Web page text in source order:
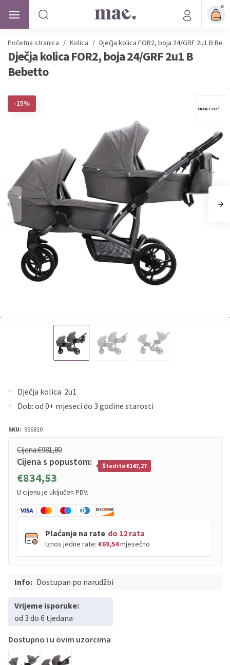
0
Početna stranica / Kolica / Dječja kolica FOR2, boja 24/GRF 2u1 B
Dječja kolica FOR2, boja 24/GRF 2u1 B
Bebetto
-15%
Dječja kolica 2u1
Dob: od 0+ mjeseci do 3 godine starosti
SKU: 956810
Cijena:€981,80
Cijena s popustom:
€834,53
Štedite €147,27
U cijenu je uključen PDV.
Plaćanje na rate do 12 rata
Iznos jedne rate: €69,54mjesečno
PBZ Visa
Erste
Erste
Master
Erste
Info: Dostupan po narudžbi
Vrijeme isporuke:
od 3 do 6 tjedana
Dostupno i u ovim uzorcima